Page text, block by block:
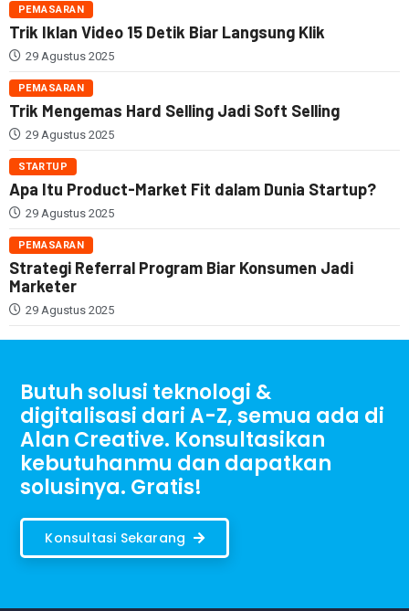
PEMASARAN
Trik Iklan Video 15 Detik Biar Langsung Klik
29 Agustus 2025
PEMASARAN
Trik Mengemas Hard Selling Jadi Soft Selling
29 Agustus 2025
STARTUP
Apa Itu Product-Market Fit dalam Dunia Startup?
29 Agustus 2025
PEMASARAN
Strategi Referral Program Biar Konsumen Jadi
Marketer
29 Agustus 2025
Butuh solusi teknologi &
digitalisasi dari A-Z, semua ada di
Alan Creative. Konsultasikan
kebutuhanmu dan dapatkan
solusinya. Gratis!
Konsultasi Sekarang